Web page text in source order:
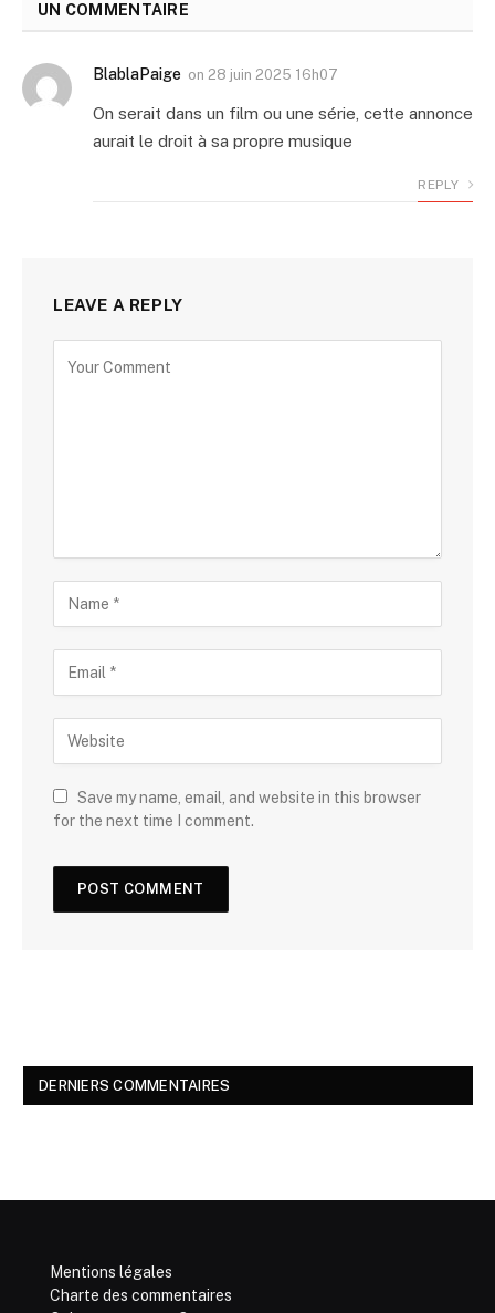
UN COMMENTAIRE
BlablaPaige on 28 juin 2025 16h07
On serait dans un film ou une série, cette annonce
aurait le droit à sa propre musique
REPLY
LEAVE A REPLY
Save my name, email, and website in this browser
for the next time I comment.
DERNIERS COMMENTAIRES
Mentions légales
Charte des commentaires